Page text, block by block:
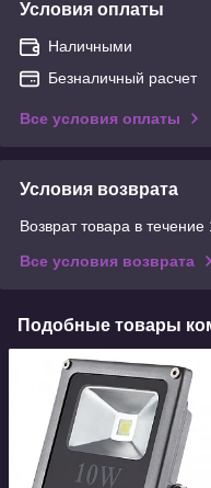
Условия оплаты
Наличными
Безналичный расчет
Все условия оплаты
Условия возврата
Возврат товара в
Все условия возврата
Подобные товары